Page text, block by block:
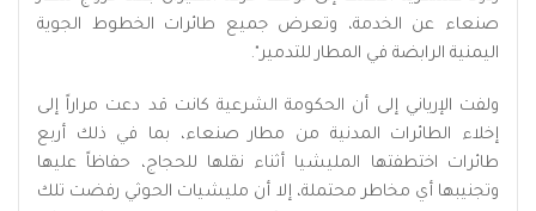
صنعاء عن الخدمة، وتعرض جميع طائرات الخطوط الجوية
اليمنية الرابضة في المطار للتدمير".
ولفت الإرياني إلى أن الحكومة الشرعية كانت قد دعت مراراً إلى
إخلاء الطائرات المدنية من مطار صنعاء، بما في ذلك أربع
طائرات اختطفتها المليشيا أثناء نقلها للحجاج، حفاظاً عليها
وتجنيبها أي مخاطر محتملة، إلا أن مليشيات الحوثي رفضت تلك